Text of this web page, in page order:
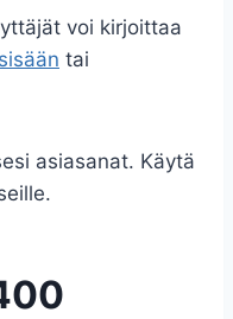
voi kirjoittaa
tai
asiasanat. Käytä